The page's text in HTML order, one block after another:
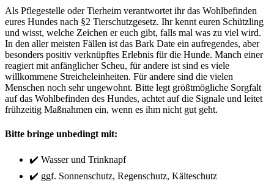
Als Pflegestelle oder Tierheim verantwortet ihr das Wohlbefinden
eures Hundes nach §2 Tierschutzgesetz. Ihr kennt euren Schützling
und wisst, welche Zeichen er euch gibt, falls mal was zu viel wird.
In den aller meisten Fällen ist das Bark Date ein aufregendes, aber
besonders positiv verknüpftes Erlebnis für die Hunde. Manch einer
reagiert mit anfänglicher Scheu, für andere ist sind es viele
willkommene Streicheleinheiten. Für andere sind die vielen
Menschen noch sehr ungewohnt. Bitte legt größtmögliche Sorgfalt
auf das Wohlbefinden des Hundes, achtet auf die Signale und leitet
frühzeitig Maßnahmen ein, wenn es ihm nicht gut geht.
Bitte bringe unbedingt mit:
✔️ Wasser und Trinknapf
✔️ ggf. Sonnenschutz, Regenschutz, Kälteschutz